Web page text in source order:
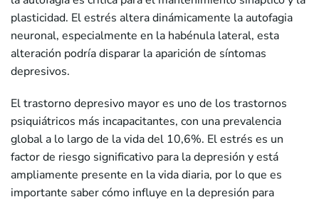
plasticidad. El estrés altera dinámicamente la autofagia
neuronal, especialmente en la habénula lateral, esta
alteración podría disparar la aparición de síntomas
depresivos.
El trastorno depresivo mayor es uno de los trastornos
psiquiátricos más incapacitantes, con una prevalencia
global a lo largo de la vida del 10,6%. El estrés es un
factor de riesgo significativo para la depresión y está
ampliamente presente en la vida diaria, por lo que es
importante saber cómo influye en la depresión para